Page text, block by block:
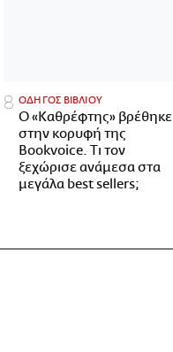
ΟΔΗΓΟΣ ΒΙΒΛΙΟΥ
Ο «Καθρέφτης» βρέθηκε
στην κορυφή της
Bookvoice. Τι τον
ξεχώρισε ανάμεσα στα
μεγάλα best sellers;